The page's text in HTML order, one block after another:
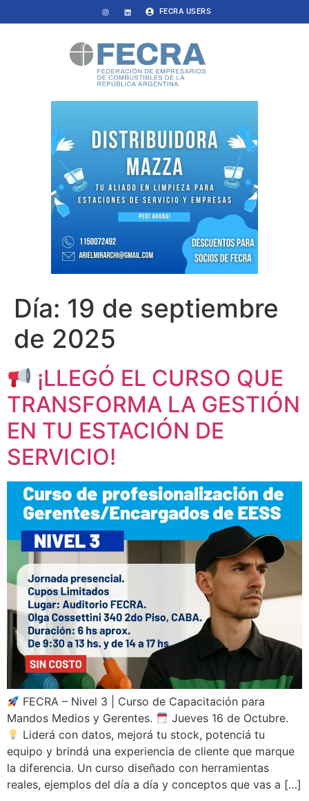
FECRA USERS
Día: 19 de septiembre
de 2025
¡LLEGÓ EL CURSO QUE
TRANSFORMA LA GESTIÓN
EN TU ESTACIÓN DE
SERVICIO!
FECRA – Nivel 3 | Curso de Capacitación para
Mandos Medios y Gerentes.
Jueves 16 de Octubre.
Liderá con datos, mejorá tu stock, potenciá tu
equipo y brindá una experiencia de cliente que marque
la diferencia. Un curso diseñado con herramientas
reales, ejemplos del día a día y conceptos que vas a […]